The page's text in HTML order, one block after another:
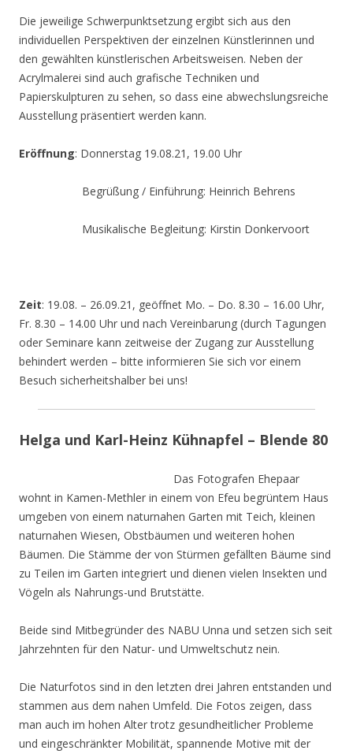
Die jeweilige Schwerpunktsetzung ergibt sich aus den
individuellen Perspektiven der einzelnen Künstlerinnen und
den gewählten künstlerischen Arbeitsweisen. Neben der
Acrylmalerei sind auch grafische Techniken und
Papierskulpturen zu sehen, so dass eine abwechslungsreiche
Ausstellung präsentiert werden kann.
Eröffnung: Donnerstag 19.08.21, 19.00 Uhr
Begrüßung / Einführung: Heinrich Behrens
Musikalische Begleitung: Kirstin Donkervoort
Zeit: 19.08. – 26.09.21, geöffnet Mo. – Do. 8.30 – 16.00 Uhr,
Fr. 8.30 – 14.00 Uhr und nach Vereinbarung (durch Tagungen
oder Seminare kann zeitweise der Zugang zur Ausstellung
behindert werden – bitte informieren Sie sich vor einem
Besuch sicherheitshalber bei uns!
Helga und Karl-Heinz Kühnapfel – Blende 80
Das Fotografen Ehepaar
wohnt in Kamen-Methler in einem von Efeu begrüntem Haus
umgeben von einem naturnahen Garten mit Teich, kleinen
naturnahen Wiesen, Obstbäumen und weiteren hohen
Bäumen. Die Stämme der von Stürmen gefällten Bäume sind
zu Teilen im Garten integriert und dienen vielen Insekten und
Vögeln als Nahrungs-und Brutstätte.
Beide sind Mitbegründer des NABU Unna und setzen sich seit
Jahrzehnten für den Natur- und Umweltschutz nein.
Die Naturfotos sind in den letzten drei Jahren entstanden und
stammen aus dem nahen Umfeld. Die Fotos zeigen, dass
man auch im hohen Alter trotz gesundheitlicher Probleme
und eingeschränkter Mobilität, spannende Motive mit der